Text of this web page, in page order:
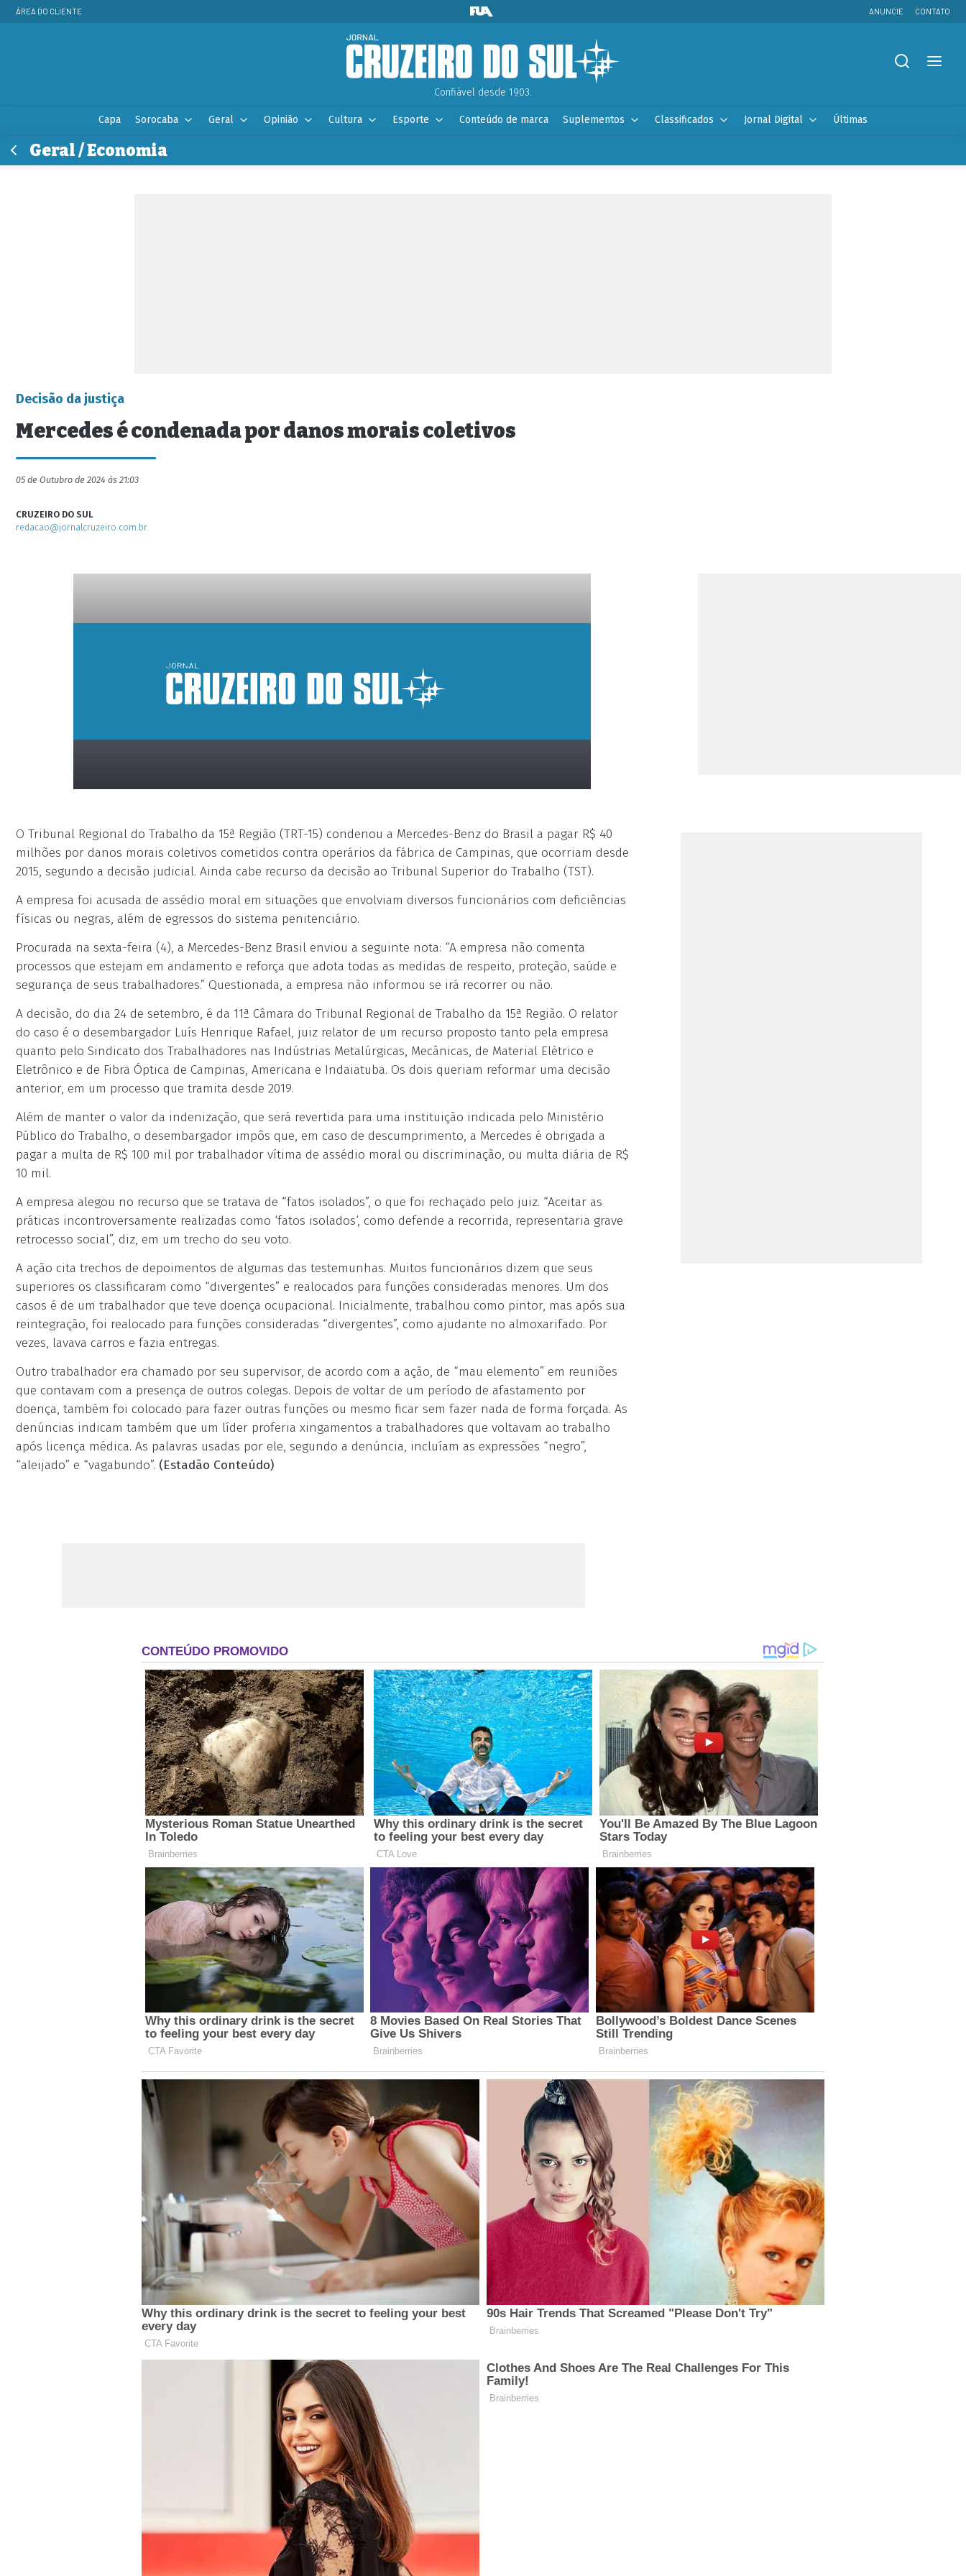
ÁREA DO CLIENTE ANUNCIE CONTATO
Confiável desde 1903.
Capa Sorocaba Geral Opinião Cultura Esporte Conteúdo de marca Suplementos Classificados Jornal Digital Últimas
Geral / Economia
Decisão da justiça
Mercedes é condenada por danos morais coletivos
05 de Outubro de 2024 às 21:03
CRUZEIRO DO SUL
redacao@jornalcruzeiro.com.br
O Tribunal Regional do Trabalho da 15ª Região (TRT-15) condenou a Mercedes-Benz do Brasil a pagar R$ 40
milhões por danos morais coletivos cometidos contra operários da fábrica de Campinas, que ocorriam desde
2015, segundo a decisão judicial. Ainda cabe recurso da decisão ao Tribunal Superior do Trabalho (TST).
A empresa foi acusada de assédio moral em situações que envolviam diversos funcionários com deficiências
físicas ou negras, além de egressos do sistema penitenciário.
Procurada na sexta-feira (4), a Mercedes-Benz Brasil enviou a seguinte nota: “A empresa não comenta
processos que estejam em andamento e reforça que adota todas as medidas de respeito, proteção, saúde e
segurança de seus trabalhadores.” Questionada, a empresa não informou se irá recorrer ou não.
A decisão, do dia 24 de setembro, é da 11ª Câmara do Tribunal Regional de Trabalho da 15ª Região. O relator
do caso é o desembargador Luís Henrique Rafael, juiz relator de um recurso proposto tanto pela empresa
quanto pelo Sindicato dos Trabalhadores nas Indústrias Metalúrgicas, Mecânicas, de Material Elétrico e
Eletrônico e de Fibra Óptica de Campinas, Americana e Indaiatuba. Os dois queriam reformar uma decisão
anterior, em um processo que tramita desde 2019.
Além de manter o valor da indenização, que será revertida para uma instituição indicada pelo Ministério
Público do Trabalho, o desembargador impôs que, em caso de descumprimento, a Mercedes é obrigada a
pagar a multa de R$ 100 mil por trabalhador vítima de assédio moral ou discriminação, ou multa diária de R$
10 mil.
A empresa alegou no recurso que se tratava de “fatos isolados”, o que foi rechaçado pelo juiz. “Aceitar as
práticas incontroversamente realizadas como ‘fatos isolados‘, como defende a recorrida, representaria grave
retrocesso social”, diz, em um trecho do seu voto.
A ação cita trechos de depoimentos de algumas das testemunhas. Muitos funcionários dizem que seus
superiores os classificaram como “divergentes” e realocados para funções consideradas menores. Um dos
casos é de um trabalhador que teve doença ocupacional. Inicialmente, trabalhou como pintor, mas após sua
reintegração, foi realocado para funções consideradas “divergentes”, como ajudante no almoxarifado. Por
vezes, lavava carros e fazia entregas.
Outro trabalhador era chamado por seu supervisor, de acordo com a ação, de “mau elemento” em reuniões
que contavam com a presença de outros colegas. Depois de voltar de um período de afastamento por
doença, também foi colocado para fazer outras funções ou mesmo ficar sem fazer nada de forma forçada. As
denúncias indicam também que um líder proferia xingamentos a trabalhadores que voltavam ao trabalho
após licença médica. As palavras usadas por ele, segundo a denúncia, incluíam as expressões “negro”,
“aleijado” e “vagabundo”. (Estadão Conteúdo)